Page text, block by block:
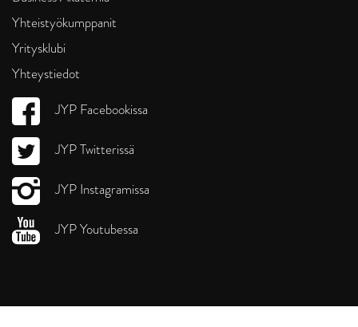
Yhteistyökumppanit
Yritysklubi
Yhteystiedot
JYP Facebookissa
JYP Twitterissä
JYP Instagramissa
JYP Youtubessa